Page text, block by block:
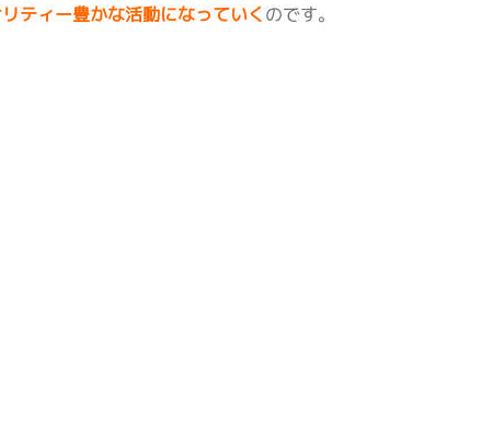
ティー豊かな活動になっていくのです。